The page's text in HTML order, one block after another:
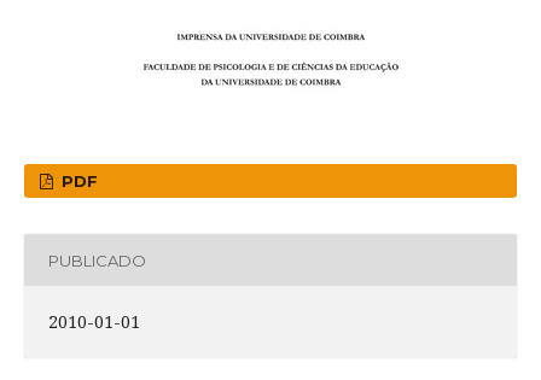
PDF
PUBLICADO
2010-01-01